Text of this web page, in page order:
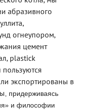
абразивного
огнеупором,
цемент
plastick
экспортированы в
, придерживаясь
и философии